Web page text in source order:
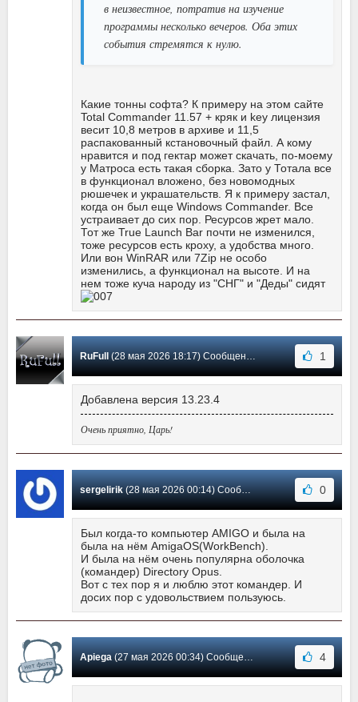
в неизвестное, потратив на изучение
программы несколько вечеров. Оба этих
события стремятся к нулю.
Какие тонны софта? К примеру на этом сайте
Total Commander 11.57 + кряк и key лицензия
весит 10,8 метров в архиве и 11,5
распакованный кстановочный файл. А кому
нравится и под гектар может скачать, по-моему
у Матроса есть такая сборка. Зато у Тотала все
в функционал вложено, без новомодных
рюшечек и украшательств. Я к примеру застал,
когда он был еще Windows Commander. Все
устраивает до сих пор. Ресурсов жрет мало.
Тот же True Launch Bar почти не изменился,
тоже ресурсов есть кроху, а удобства много.
Или вон WinRAR или 7Zip не особо
изменились, а функционал на высоте. И на
нем тоже куча народу из "СНГ" и "Деды" сидят
RuFull (28 мая 2026 18:17) Сообщение #600 1
Добавлена версия 13.23.4
Очень приятно, Царь!
sergelirik(28 мая 2026 00:14) Сообщение #599 0
Был когда-то компьютер AMIGO и была на
была на нём AmigaOS(WorkBench).
И была на нём очень популярна оболочка
(командер) Directory Opus.
Вот с тех пор я и люблю этот командер. И
досих пор с удовольствием пользуюсь.
Apiega(27 мая 2026 00:34) Сообщение #598 4